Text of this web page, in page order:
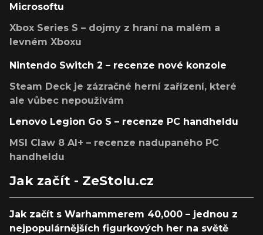
Microsoftu
Xbox Series S – dojmy z hraní na malém a
levném Xboxu
Nintendo Switch 2 – recenze nové konzole
Steam Deck je zázračné herní zařízení, které
ale vůbec nepoužívám
Lenovo Legion Go S – recenze PC handheldu
MSI Claw 8 AI+ – recenze nadupaného PC
handheldu
Jak začít - ZeStolu.cz
Jak začít s Warhammerem 40,000 – jednou z
nejpopulárnějších figurkových her na světě